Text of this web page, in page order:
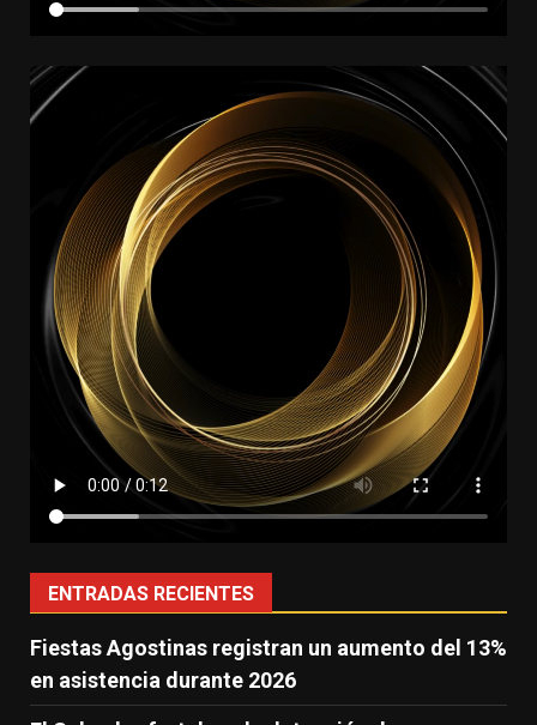
ENTRADAS RECIENTES
Fiestas Agostinas registran un aumento del 13%
en asistencia durante 2026